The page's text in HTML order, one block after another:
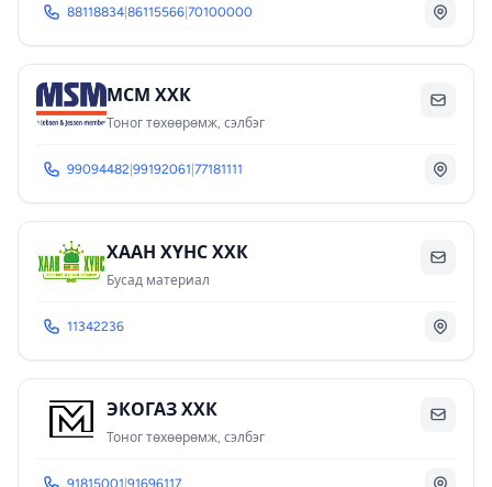
88118834 86115566 70100000
МСМ ХХК
Тоног төхөөрөмж, сэлбэг
99094482 99192061 77181111
ХААН ХҮНС ХХК
Бусад материал
11342236
ЭКОГАЗ ХХК
Тоног төхөөрөмж, сэлбэг
91815001 91696117